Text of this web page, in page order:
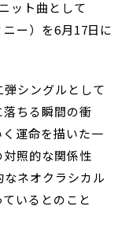
ット曲として
ニー）を6月17日に
弾シングルとして
落ちる瞬間の衝
運命を描いた一
照的な関係性
ネオクラシカル
いるとのこと